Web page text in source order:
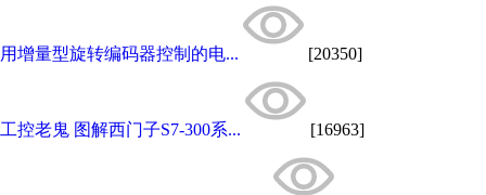
用增量型旋转编码器控制的电... [20350]
工控老鬼 图解西门子S7-300系... [16963]